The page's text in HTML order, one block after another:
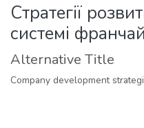
Statistics
Стратегії
системі
Alternative Title
Company development